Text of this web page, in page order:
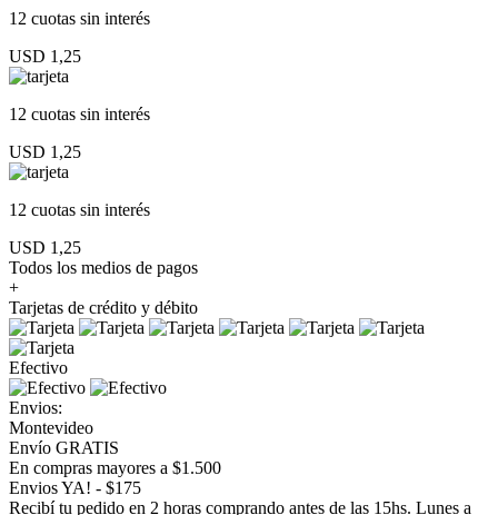
12 cuotas sin interés
USD 1,25
12 cuotas sin interés
USD 1,25
12 cuotas sin interés
USD 1,25
Todos los medios de pagos
+
Tarjetas de crédito y débito
Efectivo
Envios:
Montevideo
Envío GRATIS
En compras mayores a $1.500
Envios YA! - $175
Recibí tu pedido en 2 horas comprando antes de las 15hs. Lunes a